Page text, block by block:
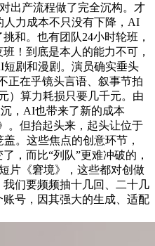
出产流程做了完全沉构。才
力成本不只没有下降，AI
和。也有团队24小时轮班，
！到底是本人的能力不可，
剧和漫剧。演员确实垂头
正在乎镜头言语、叙事节拍
）算力耗损只要几千元。由
沉，AI也带来了新的成本
。但抬起头来，起头让位于
。这些焦点的创意环节，
，而比“列队”更难冲破的，
片《窘境》，这些都对创做
们要频频抽十几回、二十几
号，因其强大的生成、适配